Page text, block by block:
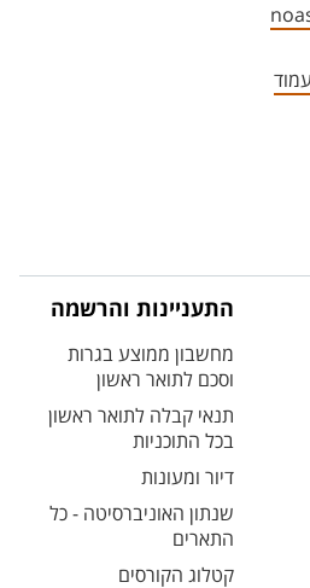
התעניינות והרשמה
מחשבון ממוצע בגרות
וסכם לתואר ראשון
תנאי קבלה לתואר ראשון
בכל התוכניות
דיור ומעונות
שנתון האוניברסיטה - כל
התארים
קטלוג הקורסים